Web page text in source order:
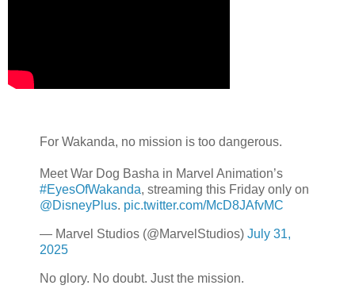
For Wakanda, no mission is too dangerous.
Meet War Dog Basha in Marvel Animation’s
#EyesOfWakanda, streaming this Friday only on
@DisneyPlus. pic.twitter.com/McD8JAfvMC
— Marvel Studios (@MarvelStudios) July 31,
2025
No glory. No doubt. Just the mission.